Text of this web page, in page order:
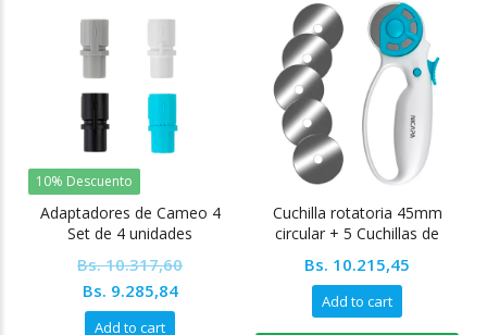
10% Descuento
Adaptadores de Cameo 4
Set de 4 unidades
Bs.10.317,60
Original
price
Bs. 9.285,84Current
Add to cart
Cuchilla rotatoria 45mm
circular + 5 Cuchillas de
Bs. 10.215,45
Add to cart